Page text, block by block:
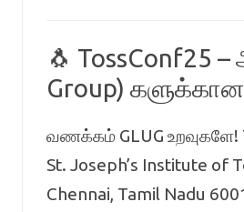
🐧 TossConf25
Group)
வணக்கம் GLUG உறவுகளே!
St. Joseph’s Institute of
Chennai, Tamil Nadu